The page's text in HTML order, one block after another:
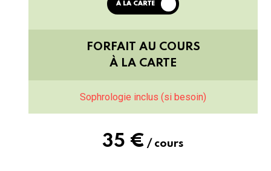
À LA CARTE
FORFAIT AU COURS
À LA CARTE
Sophrologie inclus (si besoin)
35 € / cours